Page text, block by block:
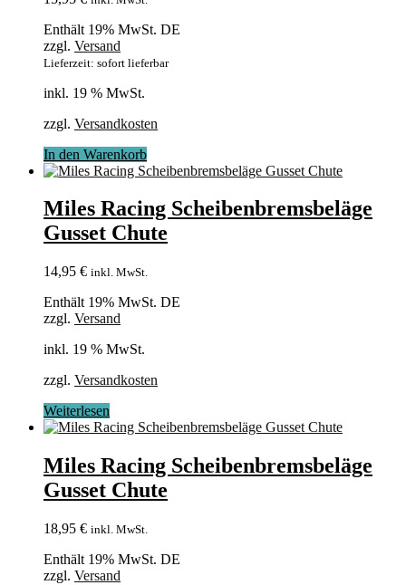
Enthält 19% MwSt. DE
zzgl. Versand
Lieferzeit: sofort lieferbar
inkl. 19 % MwSt.
zzgl. Versandkosten
In den Warenkorb
Miles Racing Scheibenbremsbeläge
Gusset Chute
14,95 € inkl. MwSt.
Enthält 19% MwSt. DE
zzgl. Versand
inkl. 19 % MwSt.
zzgl. Versandkosten
Weiterlesen
Miles Racing Scheibenbremsbeläge
Gusset Chute
18,95 € inkl. MwSt.
Enthält 19% MwSt. DE
zzgl. Versand